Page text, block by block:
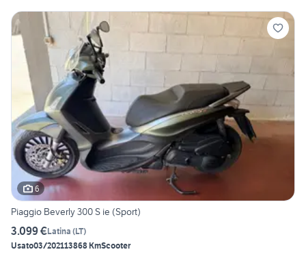
6
Piaggio Beverly 300 S ie (Sport)
3.099 €Latina (LT)
Usato03/202113868 KmScooter